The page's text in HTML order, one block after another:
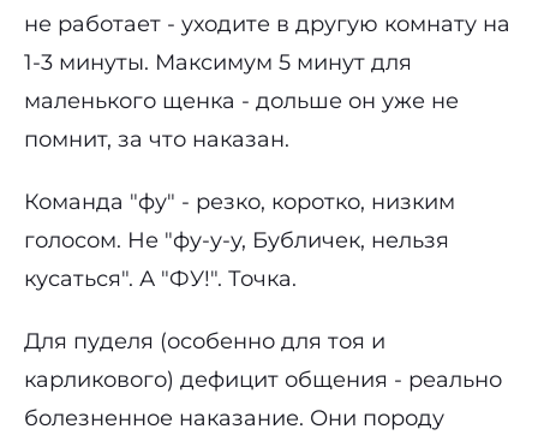
не работает - уходите в другую комнату на
1-3 минуты. Максимум 5 минут для
маленького щенка - дольше он уже не
помнит, за что наказан.
Команда "фу" - резко, коротко, низким
голосом. Не "фу-у-у, Бубличек, нельзя
кусаться". А "ФУ!". Точка.
Для пуделя (особенно для тоя и
карликового) дефицит общения - реально
болезненное наказание. Они породу